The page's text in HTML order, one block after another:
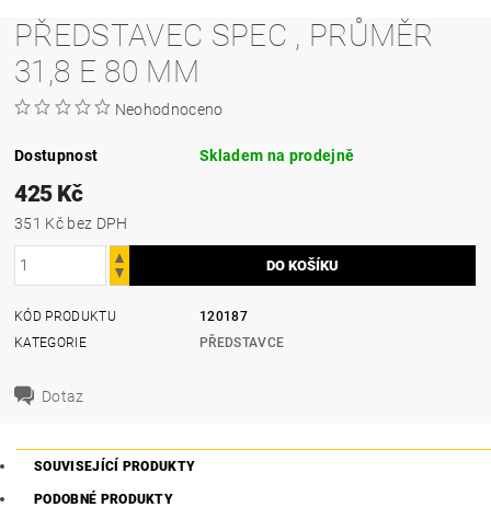
PŘEDSTAVEC SPEC , PRŮMĚR
31,8 E 80 MM
Neohodnoceno
Dostupnost Skladem na prodejně
425 Kč
351 Kč bez DPH
KÓD PRODUKTU
120187
KATEGORIE
PŘEDSTAVCE
Dotaz
SOUVISEJÍCÍ PRODUKTY
PODOBNÉ PRODUKTY